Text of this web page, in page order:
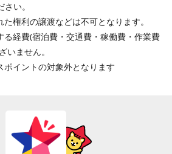
い。
権利の譲渡などは不可となります。
る経費(宿泊費・交通費・稼働費・作業費
いません。
ポイントの対象外となります